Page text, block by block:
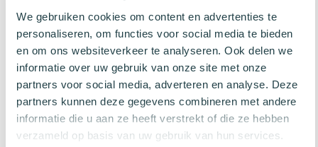
We gebruiken cookies om content en advertenties te
personaliseren, om functies voor social media te bieden
en om ons websiteverkeer te analyseren. Ook delen we
informatie over uw gebruik van onze site met onze
partners voor social media, adverteren en analyse. Deze
partners kunnen deze gegevens combineren met andere
informatie die u aan ze heeft verstrekt of die ze hebben
verzameld op basis van uw gebruik van hun services.
Leitner Flashcards Half Gelinieerd
Pastel Lila
€
Perforeren?
Leitner Flashcards Half Gelinieerd Roze